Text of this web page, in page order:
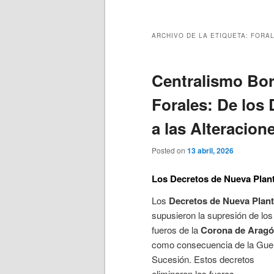
ARCHIVO DE LA ETIQUETA:
Centralismo
Forales: De los
a las
Posted on 13 abril, 2026
Los Decretos de Nueva
Los Decretos de Nueva
supusieron la supresión de los
fueros de laCorona de
como consecuencia de la
Sucesión. Estos decretos